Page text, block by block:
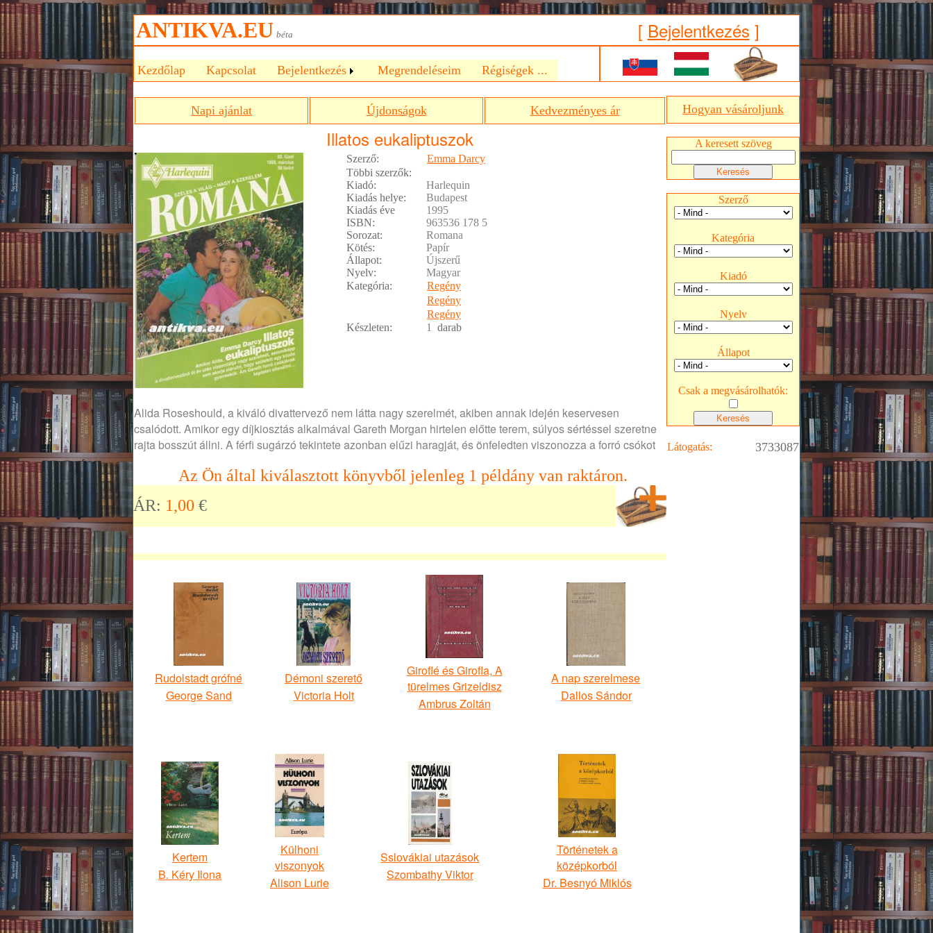
ANTIKVA.EU béta [ Bejelentkezés ]
Kezdőlap Kapcsolat Bejelentkezés Megrendeléseim Régiségek ...
Napi ajánlat Újdonságok Kedvezményes ár
Illatos eukaliptuszok
Szerző:
Emma Darcy
Többi szerzők:
Kiadó:
Harlequin
Kiadás helye:
Budapest
Kiadás éve
1995
ISBN:
963536 178 5
Sorozat:
Romana
Kötés:
Papír
Állapot:
Újszerű
Nyelv:
Magyar
Kategória:
Regény
Regény
Regény
Készleten:
1 darab
Alida Roseshould, a kiváló divattervező nem látta nagy szerelmét, akiben annak idején keservesen
csalódott. Amikor egy díjkiosztás alkalmával Gareth Morgan hirtelen előtte terem, súlyos sértéssel szeretne
rajta bosszút állni. A férfi sugárzó tekintete azonban elűzi haragját, és önfeledten viszonozza a forró csókot
Az Ön által kiválasztott könyvből jelenleg 1 példány van raktáron.
ÁR: 1,00 €
Rudolstadt grófné
George Sand
Démoni szerető
Victoria Holt
Giroflé és Girofla, A
türelmes Grizeldisz
Ambrus Zoltán
A nap szerelmese
Dallos Sándor
Kertem
B. Kéry Ilona
Külhoni
viszonyok
Alison Lurie
Sslovákiai utazások
Szombathy Viktor
Történetek a
középkorból
Dr. Besnyó Miklós
Hogyan vásároljunk
A keresett szöveg
Szerző
Kategória
Kiadó
Nyelv
Állapot
Csak a megvásárolhatók:
Látogatás: 3733087